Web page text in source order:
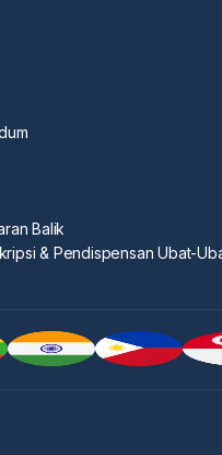
Balik
& Pendispensan Ubat-